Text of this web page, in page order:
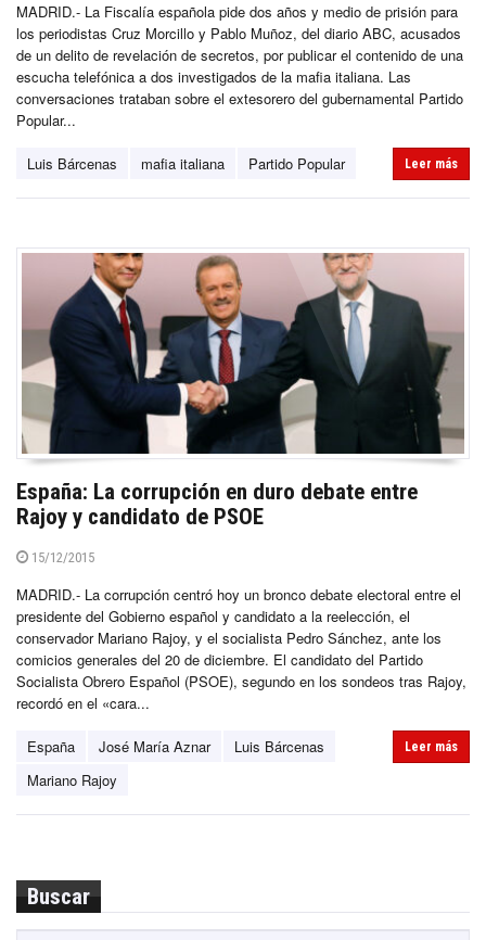
MADRID.- La Fiscalía española pide dos años y medio de prisión para
los periodistas Cruz Morcillo y Pablo Muñoz, del diario ABC, acusados
de un delito de revelación de secretos, por publicar el contenido de una
escucha telefónica a dos investigados de la mafia italiana. Las
conversaciones trataban sobre el extesorero del gubernamental Partido
Popular...
Luis Bárcenas mafia italiana Partido Popular Leer más
España: La corrupción en duro debate entre
Rajoy y candidato de PSOE
15/12/2015
MADRID.- La corrupción centró hoy un bronco debate electoral entre el
presidente del Gobierno español y candidato a la reelección, el
conservador Mariano Rajoy, y el socialista Pedro Sánchez, ante los
comicios generales del 20 de diciembre. El candidato del Partido
Socialista Obrero Español (PSOE), segundo en los sondeos tras Rajoy,
recordó en el «cara...
España José María Aznar
Luis Bárcenas
Mariano Rajoy
Leer más
Buscar